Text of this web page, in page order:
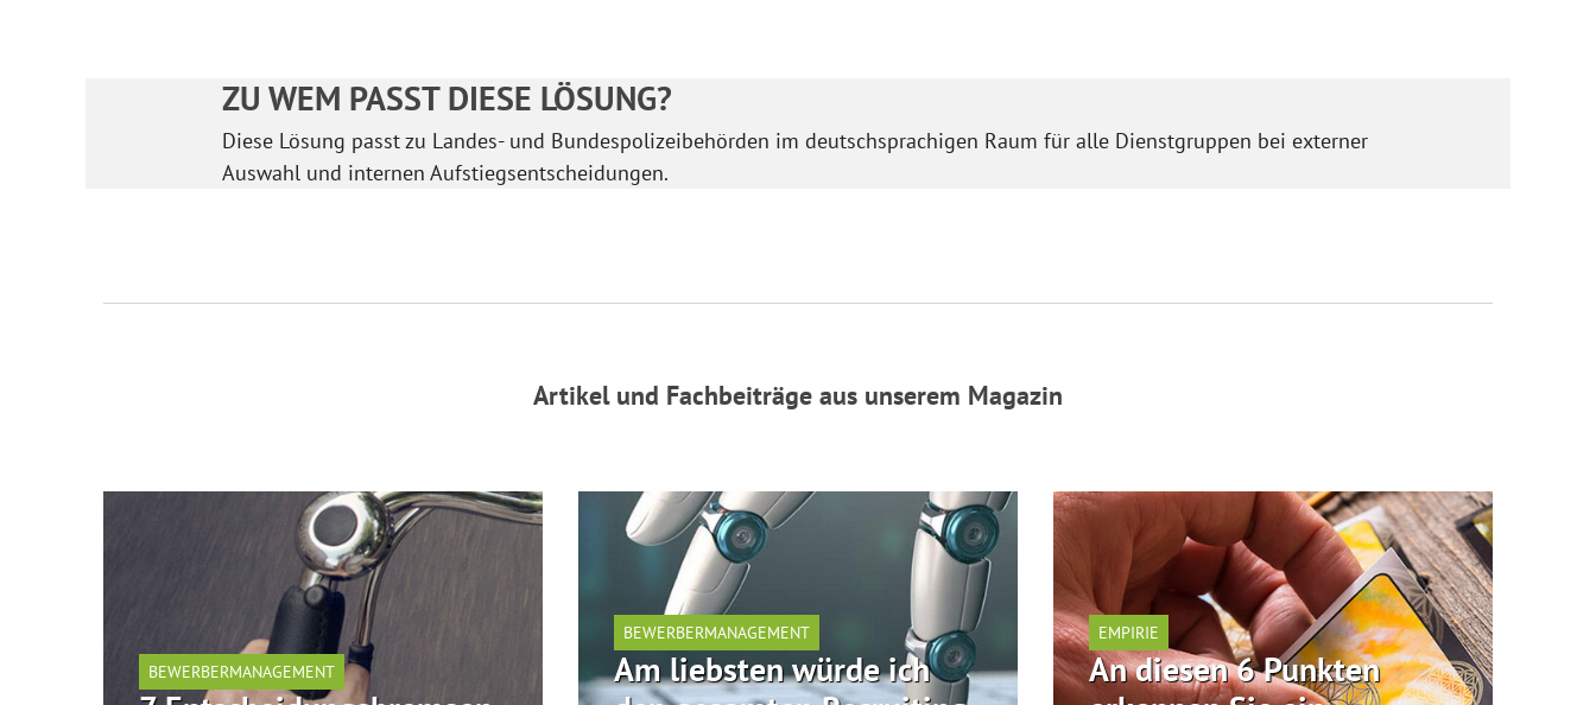
ZU WEM PASST DIESE LÖSUNG?
Diese Lösung passt zu Landes- und Bundespolizeibehörden im deutschsprachigen Raum für alle Dienstgruppen bei externer
Auswahl und internen Aufstiegsentscheidungen.
Artikel und Fachbeiträge aus unserem Magazin
BEWERBERMANAGEMENT
BEWERBERMANAGEMENT
Am liebsten würde ich
EMPIRIE
An diesen 6 Punkten